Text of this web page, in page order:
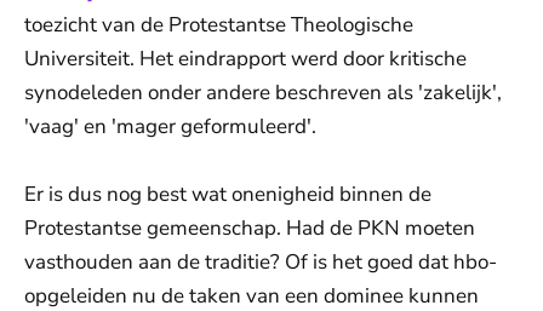
toezicht van de Protestantse Theologische
Universiteit. Het eindrapport werd door kritische
synodeleden onder andere beschreven als 'zakelijk',
'vaag' en 'mager geformuleerd'.
Er is dus nog best wat onenigheid binnen de
Protestantse gemeenschap. Had de PKN moeten
vasthouden aan de traditie? Of is het goed dat hbo-
opgeleiden nu de taken van een dominee kunnen